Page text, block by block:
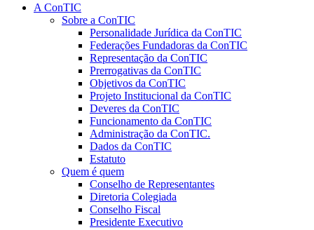
A ConTIC
Sobre a ConTIC
Personalidade Jurídica da ConTIC
Federações Fundadoras da ConTIC
Representação da ConTIC
Prerrogativas da ConTIC
Objetivos da ConTIC
Projeto Institucional da ConTIC
Deveres da ConTIC
Funcionamento da ConTIC
Administração da ConTIC.
Dados da ConTIC
Estatuto
Quem é quem
Conselho de Representantes
Diretoria Colegiada
Conselho Fiscal
Presidente Executivo